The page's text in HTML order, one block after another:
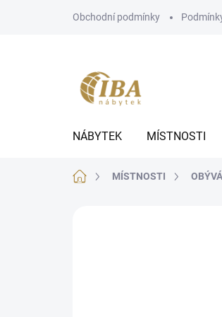
Obchodní podmínky
NÁBYTEK MÍSTNOSTI
Domů MÍSTNOSTI